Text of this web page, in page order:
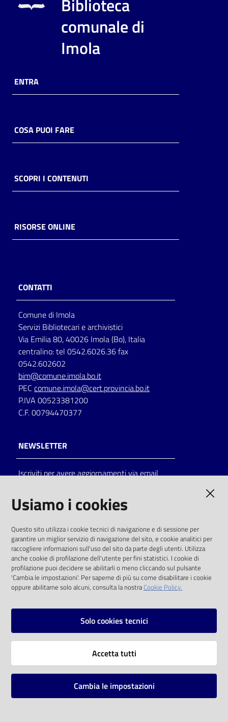
Biblioteca
comunale di
Imola
ENTRA
COSA PUOI FARE
SCOPRI I CONTENUTI
RISORSE ONLINE
CONTATTI
Comune di Imola
Servizi Bibliotecari e archivistici
Via Emilia 80, 40026 Imola (Bo), Italia
centralino: tel 0542.6026.36 fax
0542.602602
bim@comune.imola.bo.it
PEC comune.imola@cert.provincia.bo.it
P.IVA 00523381200
C.F. 00794470377
NEWSLETTER
Iscriviti per avere aggiornamenti via email
solo alle condizioni previste dalla direttiva
comunitaria 2003/98/CE e dal d.lgs. 36/2006
SOCIAL
Instagram
Vai alla pagina
Mappa del sito
Usiamo i cookies
Questo sito utilizza i cookie tecnici di navigazione e di sessione per
garantire un miglior servizio di navigazione del sito, e cookie analitici per
raccogliere informazioni sull'uso del sito da parte degli utenti. Utilizza
anche cookie di profilazione dell'utente per fini statistici. I cookie di
profilazione puoi decidere se abilitarli o meno cliccando sul pulsante
'Cambia le impostazioni'. Per saperne di più su come disabilitare i cookie
oppure abilitarne solo alcuni, consulta la nostraCookie Policy.
Solo cookies tecnici
Accetta tutti
Cambia le impostazioni